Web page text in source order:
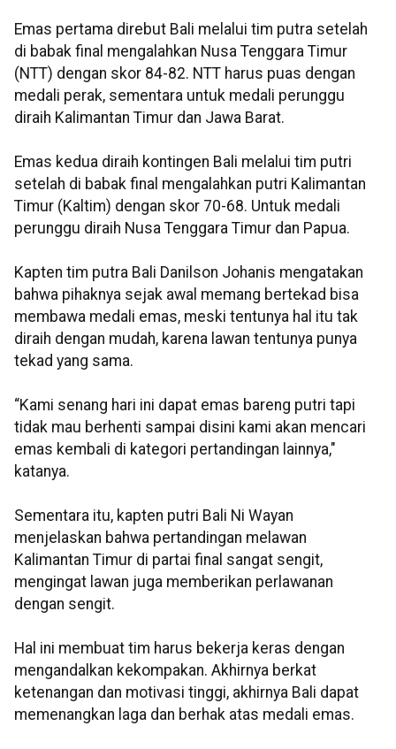
Emas pertama direbut Bali melalui tim putra setelah
di babak final mengalahkan Nusa Tenggara Timur
(NTT) dengan skor 84-82. NTT harus puas dengan
medali perak, sementara untuk medali perunggu
diraih Kalimantan Timur dan Jawa Barat.
Emas kedua diraih kontingen Bali melalui tim putri
setelah di babak final mengalahkan putri Kalimantan
Timur (Kaltim) dengan skor 70-68. Untuk medali
perunggu diraih Nusa Tenggara Timur dan Papua.
Kapten tim putra Bali Danilson Johanis mengatakan
bahwa pihaknya sejak awal memang bertekad bisa
membawa medali emas, meski tentunya hal itu tak
diraih dengan mudah, karena lawan tentunya punya
tekad yang sama.
“Kami senang hari ini dapat emas bareng putri tapi
tidak mau berhenti sampai disini kami akan mencari
emas kembali di kategori pertandingan lainnya,"
katanya.
Sementara itu, kapten putri Bali Ni Wayan
menjelaskan bahwa pertandingan melawan
Kalimantan Timur di partai final sangat sengit,
mengingat lawan juga memberikan perlawanan
dengan sengit.
Hal ini membuat tim harus bekerja keras dengan
mengandalkan kekompakan. Akhirnya berkat
ketenangan dan motivasi tinggi, akhirnya Bali dapat
memenangkan laga dan berhak atas medali emas.